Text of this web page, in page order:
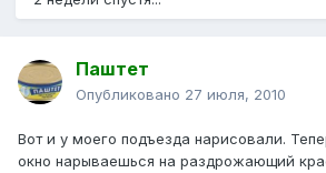
Паштет
Опубликовано 27 июля, 2010
Вот и у моего подъезда нарисовали.
окно нарываешься на раздрожающий